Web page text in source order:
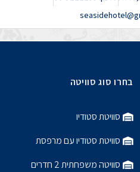
בחרו סוג סוויטה
סוויטת סטודיו
סוויטת סטודיו עם מרפסת
סוויטה משפחתית 2 חדרים